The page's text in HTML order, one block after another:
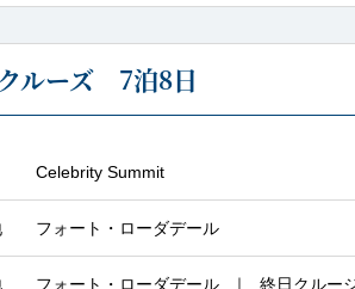
ルーズ 7泊8日
Celebrity Summit
フォート・ローダデール
フォート・ローダデール 終日クルー